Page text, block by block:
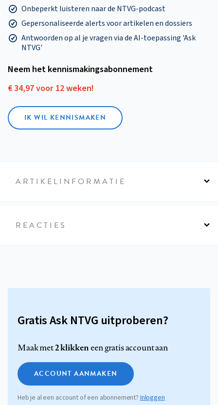
Onbeperkt luisteren naar de NTVG-podcast
Gepersonaliseerde alerts voor artikelen en dossiers
Antwoorden op al je vragen via de AI-toepassing 'Ask
NTVG'
Neem het kennismakings­abonnement
€ 34,97 voor 12 weken!
IK WIL KENNISMAKEN
ARTIKELINFORMATIE
REACTIES
Gratis Ask NTVG uitproberen?
Maak met2 klikkeneen gratis account aan
ACCOUNT AANMAKEN
Heb je al een account of een abonnement?Inloggen